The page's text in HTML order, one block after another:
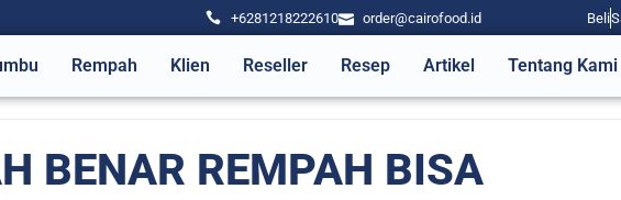
+6281218222610 order@cairofood.id Beli
Rempah Klien Reseller Resep Artikel Tentang Kami
BENAR REMPAH BISA